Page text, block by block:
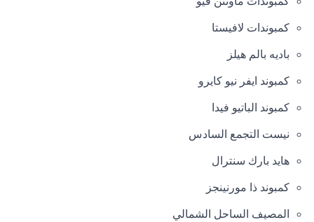
كمبوندات لافيستا
باديه بالم هيلز
كمبوند ايفر نيو كايرو
كمبوند الباتيو فيدا
نيست التجمع السادس
هايد بارك سنترال
كمبوند ذا مورنينجز
المصيف الساحل الشمالي